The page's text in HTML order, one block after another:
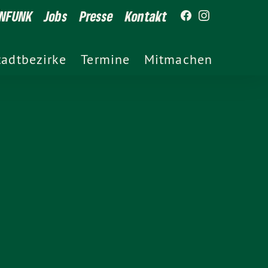
Jobs Presse Kontakt
Termine Mitmachen